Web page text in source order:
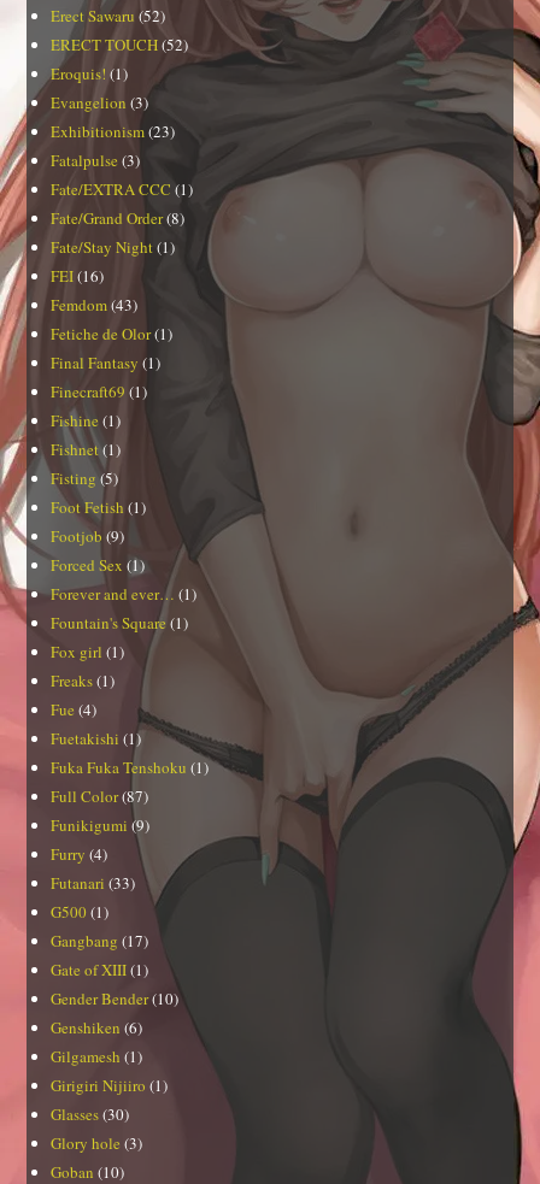
Erect Sawaru (52)
ERECT TOUCH(52)
Eroquis! (1)
Evangelion (3)
Exhibitionism(23)
Fatalpulse (3)
Fate/EXTRA CCC (1)
Fate/Grand Order(8)
Fate/Stay Night (1)
FEI(16)
Femdom(43)
Fetiche de Olor(1)
Final Fantasy (1)
Finecraft69 (1)
Fishine(1)
Fishnet(1)
Fisting (5)
Foot Fetish (1)
Footjob (9)
Forced Sex (1)
Forever and ever… (1)
Fountain's Square (1)
Fox girl (1)
Freaks(1)
Fue (4)
Fuetakishi (1)
Fuka Fuka Tenshoku (1)
Full Color(87)
Funikigumi (9)
Furry (4)
Futanari (33)
G500 (1)
Gangbang (17)
Gate of XIII(1)
Gender Bender(10)
Genshiken (6)
Gilgamesh (1)
Girigiri Nijiiro (1)
Glasses(30)
Glory hole (3)
Goban (10)